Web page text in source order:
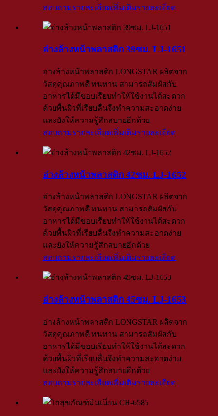
สอบถามรายละเอียดเพิ่มเติมรายละเอียด
อ่างล้างหน้าพลาสติก 39ซม. LJ-1651
อ่างล้างหน้าพลาสติก LONGSTAR ผลิตจาก
วัสดุคุณภาพดี ทนทาน สามารถสัมผัสกับ
อาหารได้มีขอบเรียบทำให้ใช้งานได้สะดวก
ด้วยพื้นผิวที่เรียบลื่นจึงทำความสะอาดง่าย
และยังให้ความรู้สึกสบายอีกด้วย
สอบถามรายละเอียดเพิ่มเติมรายละเอียด
อ่างล้างหน้าพลาสติก 42ซม. LJ-1652
อ่างล้างหน้าพลาสติก LONGSTAR ผลิตจาก
วัสดุคุณภาพดี ทนทาน สามารถสัมผัสกับ
อาหารได้มีขอบเรียบทำให้ใช้งานได้สะดวก
ด้วยพื้นผิวที่เรียบลื่นจึงทำความสะอาดง่าย
และยังให้ความรู้สึกสบายอีกด้วย
สอบถามรายละเอียดเพิ่มเติมรายละเอียด
อ่างล้างหน้าพลาสติก 45ซม. LJ-1653
อ่างล้างหน้าพลาสติก LONGSTAR ผลิตจาก
วัสดุคุณภาพดี ทนทาน สามารถสัมผัสกับ
อาหารได้มีขอบเรียบทำให้ใช้งานได้สะดวก
ด้วยพื้นผิวที่เรียบลื่นจึงทำความสะอาดง่าย
และยังให้ความรู้สึกสบายอีกด้วย
สอบถามรายละเอียดเพิ่มเติมรายละเอียด